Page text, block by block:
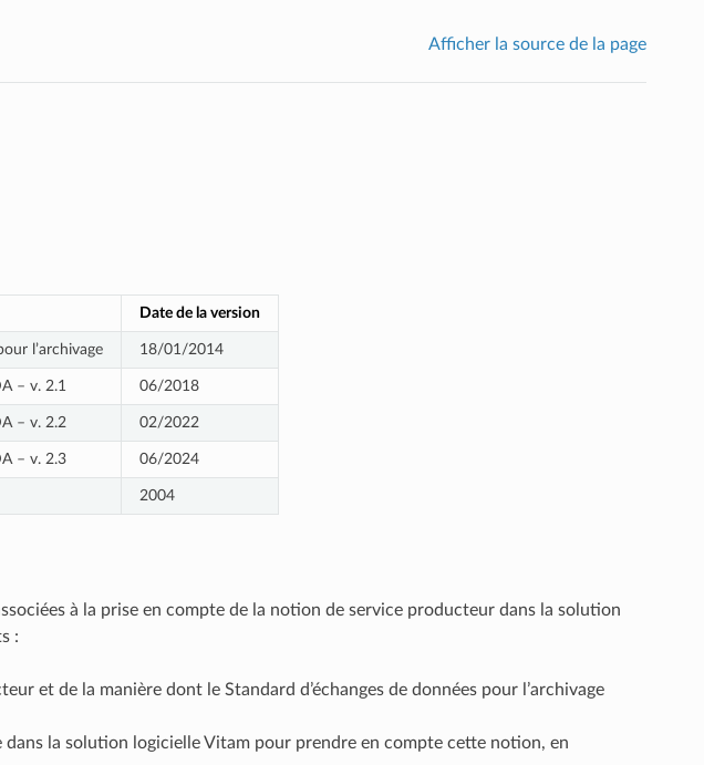
Afficher la source de la page
Date de la version
l’archivage 18/01/2014
– v. 2.1 06/2018
– v. 2.2 02/2022
– v. 2.3 06/2024
2004
à la prise en compte de la notion de service producteur dans la solution
:
et de la manière dont le Standard d’échanges de données pour l’archivage
la solution logicielle Vitam pour prendre en compte cette notion, en